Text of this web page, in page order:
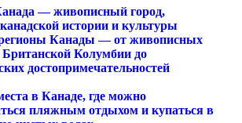
— живописный город,
истории и культуры
Канады — от живописных
Британской Колумбии до
достопримечательностей
в Канаде, где можно
пляжным отдыхом и купаться в